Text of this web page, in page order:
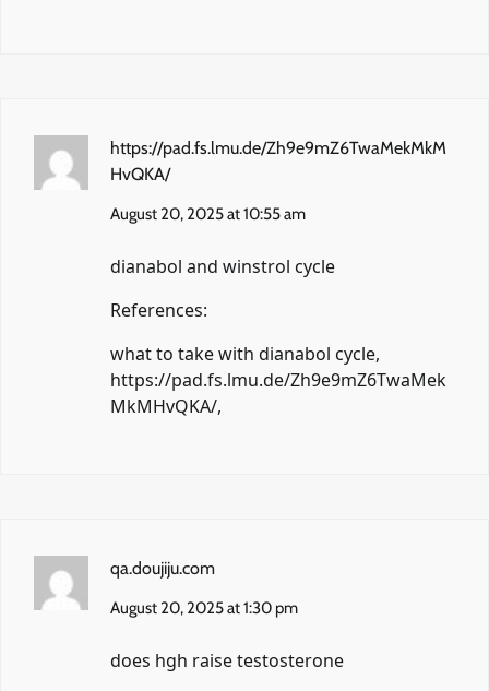
https://pad.fs.lmu.de/Zh9e9mZ6TwaMekMkM
HvQKA/
August 20, 2025 at 10:55 am
dianabol and winstrol cycle
References:
what to take with dianabol cycle,
https://pad.fs.lmu.de/Zh9e9mZ6TwaMek
MkMHvQKA/,
qa.doujiju.com
August 20, 2025 at 1:30 pm
does hgh raise testosterone